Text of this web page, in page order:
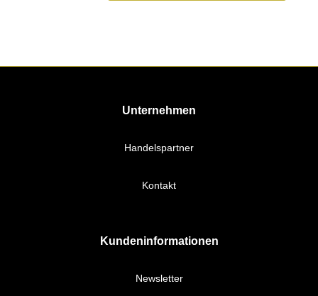
Unternehmen
Handelspartner
Kontakt
Kundeninformationen
Newsletter